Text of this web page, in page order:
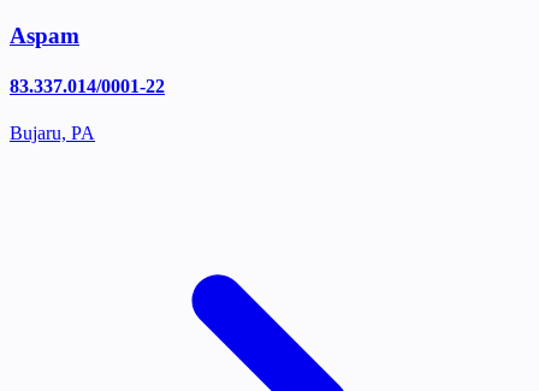
Aspam
83.337.014/0001-22
Bujaru, PA